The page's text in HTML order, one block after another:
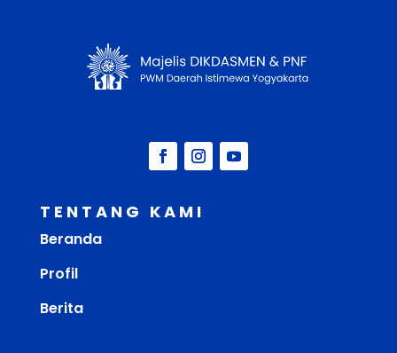
TENTANG KAMI
Beranda
Profil
Berita